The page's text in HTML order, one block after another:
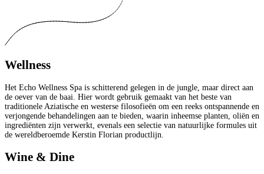
Wellness
Het Echo Wellness Spa is schitterend gelegen in de jungle, maar direct aan
de oever van de baai. Hier wordt gebruik gemaakt van het beste van
traditionele Aziatische en westerse filosofieën om een reeks ontspannende en
verjongende behandelingen aan te bieden, waarin inheemse planten, oliën en
ingrediënten zijn verwerkt, evenals een selectie van natuurlijke formules uit
de wereldberoemde Kerstin Florian productlijn.
Wine & Dine